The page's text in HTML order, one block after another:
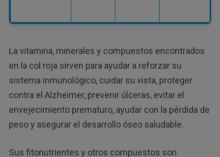
La vitamina, minerales y compuestos encontrados
en la col roja sirven para ayudar a reforzar su
sistema inmunológico, cuidar su vista, proteger
contra el Alzheimer, prevenir úlceras, evitar el
envejecimiento prematuro, ayudar con la pérdida de
peso y asegurar el desarrollo óseo saludable.
Sus fitonutrientes y otros compuestos son